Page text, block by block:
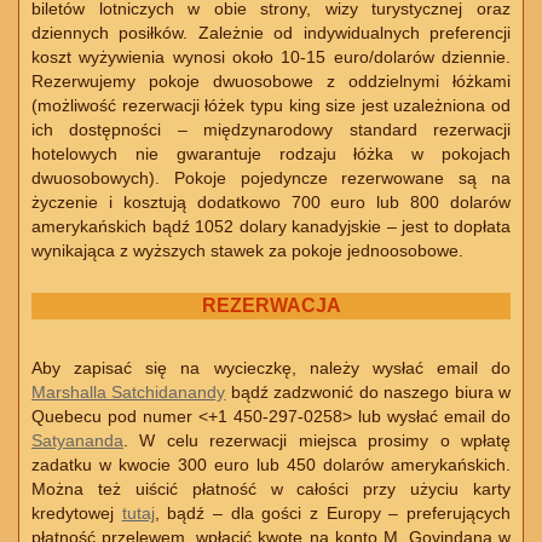
biletów lotniczych w obie strony, wizy turystycznej oraz
dziennych posiłków. Zależnie od indywidualnych preferencji
koszt wyżywienia wynosi około 10-15 euro/dolarów dziennie.
Rezerwujemy pokoje dwuosobowe z oddzielnymi łóżkami
(możliwość rezerwacji łóżek typu king size jest uzależniona od
ich dostępności – międzynarodowy standard rezerwacji
hotelowych nie gwarantuje rodzaju łóżka w pokojach
dwuosobowych). Pokoje pojedyncze rezerwowane są na
życzenie i kosztują dodatkowo 700 euro lub 800 dolarów
amerykańskich bądź 1052 dolary kanadyjskie – jest to dopłata
wynikająca z wyższych stawek za pokoje jednoosobowe.
REZERWACJA
Aby zapisać się na wycieczkę, należy wysłać email do
Marshalla Satchidanandy bądź zadzwonić do naszego biura w
Quebecu pod numer <+1 450-297-0258> lub wysłać email do
Satyananda. W celu rezerwacji miejsca prosimy o wpłatę
zadatku w kwocie 300 euro lub 450 dolarów amerykańskich.
Można też uiścić płatność w całości przy użyciu karty
kredytowej tutaj, bądź – dla gości z Europy – preferujących
płatność przelewem, wpłacić kwotę na konto M. Govindana w